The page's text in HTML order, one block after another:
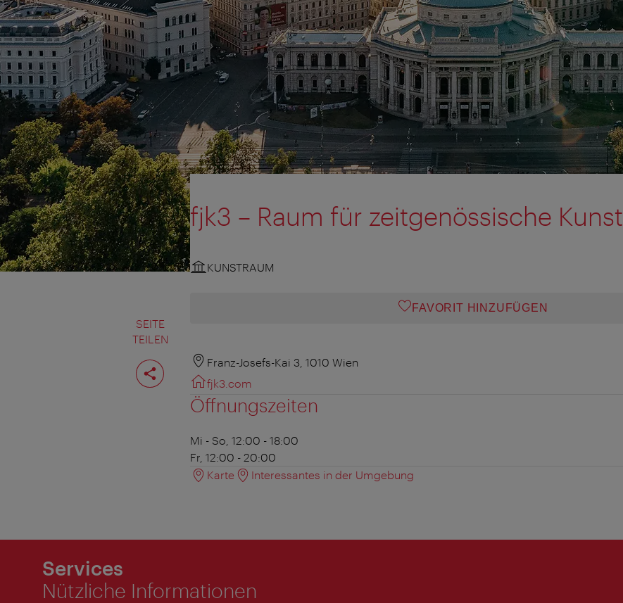
SEITE
TEILEN
Seite
teilen
fjk3 – Raum für zeitgenössische Kunst
KUNSTRAUM
FAVORIT HINZUFÜGEN
Franz-Josefs-Kai 3, 1010 Wien
fjk3.com
Öffnungszeiten
Mi - So, 12:00 - 18:00
Fr, 12:00 - 20:00
Karte
Interessantes in der Umgebung
Services
Nützliche Informationen